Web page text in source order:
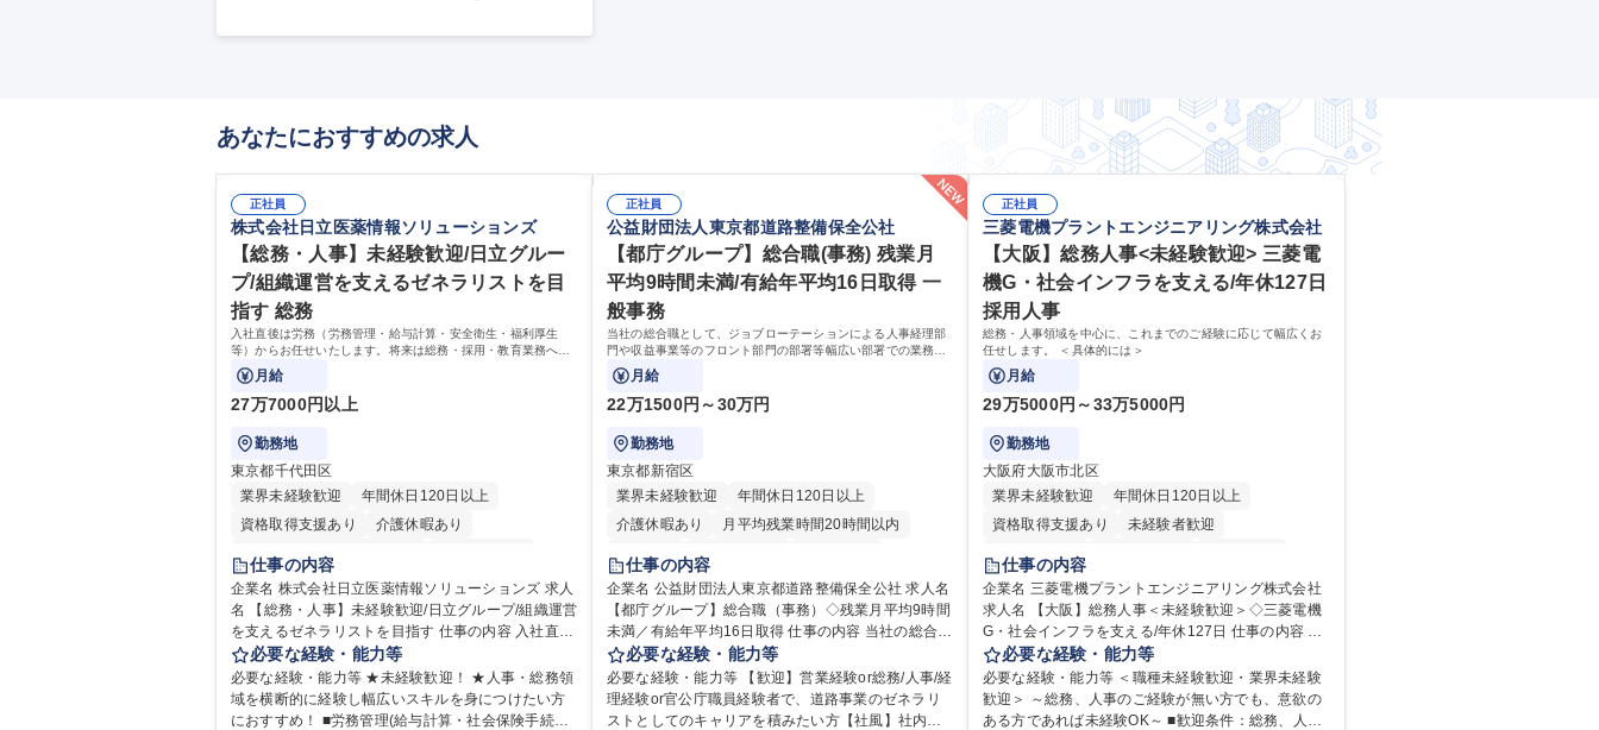
あなたにおすすめの求人
正社員
株式会社日立医薬情報ソリューションズ
【総務・人事】未経験歓迎/日立グルー
プ/組織運営を支えるゼネラリストを目
指す 総務
入社直後は労務（労務管理・給与計算・安全衛生・福利厚生
等）からお任せいたします。将来は総務・採用・教育業務へ守
備範囲を広げ、組織運営を支えるゼネラリストをめざせます。
月給
27万7000円以上
勤務地
東京都千代田区
業界未経験歓迎
年間休日120日以上
資格取得支援あり
介護休暇あり
月平均残業時間20時間以内
住宅手当あり
時短勤務あり
退職金あり
在宅OK
賞与あり 育休あり
完全週休2日制
交通費支給
土日祝休み 寮・社宅あり
仕事の内容
企業名 株式会社日立医薬情報ソリューションズ 求人
名 【総務・人事】未経験歓迎/日立グループ/組織運営
を支えるゼネラリストを目指す 仕事の内容 入社直後
は労務（労務管理・給与計算・安全衛生・福利厚生
等）からお任せいたします。将来は総務・採用・教
育業務へ守備範囲を広げ、組織運営を支えるゼネラ
リストをめざせます。 ・初期業務：労働時間管理、
必要な経験・能力等
必要な経験・能力等 ★未経験歓迎！ ★人事・総務領
域を横断的に経験し幅広いスキルを身につけたい方
におすすめ！ ■労務管理(給与計算・社会保険手続
正社員
公益財団法人東京都道路整備保全公社
【都庁グループ】総合職(事務) 残業月
平均9時間未満/有給年平均16日取得 一
般事務
当社の総合職として、ジョブローテーションによる人事経理部
門や収益事業等のフロント部門の部署等幅広い部署での業務を
お任せいたします。研修制度やキャリア支援が充実しておりま
す！ ※下記業務詳細
月給
22万1500円～30万円
勤務地
東京都新宿区
業界未経験歓迎
年間休日120日以上
介護休暇あり
月平均残業時間20時間以内
転勤なし
住宅手当あり
研修あり
退職金あり
賞与あり
完全週休2日制
交通費支給
駅近5分以内
資格取得手当あり
食事補助あり
仕事の内容
企業名 公益財団法人東京都道路整備保全公社 求人名
【都庁グループ】総合職（事務）◇残業月平均9時間
未満／有給年平均16日取得 仕事の内容 当社の総合職
として、ジョブローテーションによる人事経理部門
や収益事業等のフロント部門の部署等幅広い部署で
の業務をお任せいたします。研修制度やキャリア支
援が充実しております！ ※下記業務詳細 【業務詳
必要な経験・能力等
必要な経験・能力等 【歓迎】営業経験or総務/人事/経
理経験or官公庁職員経験者で、道路事業のゼネラリ
ストとしてのキャリアを積みたい方【社風】社内関
正社員
三菱電機プラントエンジニアリング株式会社
【大阪】総務人事<未経験歓迎> 三菱電
機G・社会インフラを支える/年休127日
採用人事
総務・人事領域を中心に、これまでのご経験に応じて幅広くお
任せします。 ＜具体的には＞
月給
29万5000円～33万5000円
勤務地
大阪府大阪市北区
業界未経験歓迎
年間休日120日以上
資格取得支援あり
未経験者歓迎
住宅手当あり
退職金あり
在宅OK
賞与あり
完全週休2日制
交通費支給
駅近5分以内
土日祝休み
服装自由
寮・社宅あり
食事補助あり
仕事の内容
企業名 三菱電機プラントエンジニアリング株式会社
求人名 【大阪】総務人事＜未経験歓迎＞◇三菱電機
G・社会インフラを支える/年休127日 仕事の内容 総
務・人事領域を中心に、これまでのご経験に応じて
幅広くお任せします。 ＜具体的には＞ ・総務/人事労
務（給与・社保・勤怠管理など） ・採用・教育研修
・福利厚生運用 など ※基本的には事務所勤務です
必要な経験・能力等
必要な経験・能力等 ＜職種未経験歓迎・業界未経験
歓迎＞ ～総務、人事のご経験が無い方でも、意欲の
ある方であれば未経験OK～ ■歓迎条件：総務、人事